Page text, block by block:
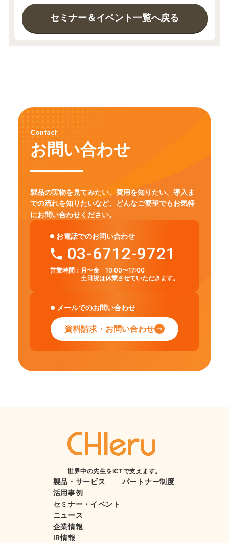
セミナー＆イベント一覧へ戻る
Contact
お問い合わせ
製品の実物を見てみたい、費用を知りたい、導入ま
での流れを知りたいなど、
どんなご要望でもお気軽
にお問い合わせください。
お電話でのお問い合わせ
03-6712-9721
営業時間： 月〜金 10:00〜17:00
土日祝は休業させていただきます。
メールでのお問い合わせ
資料請求・お問い合わせ
世界中の先生をICTで支えます。
製品・サービス
活用事例
セミナー・イベント
ニュース
企業情報
IR情報
パートナー制度